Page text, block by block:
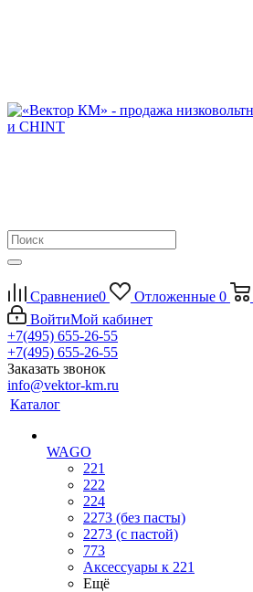
Сравнение0 Отложенные 0
ВойтиМой кабинет
+7(495) 655-26-55
+7(495) 655-26-55
Заказать звонок
info@vektor-km.ru
Каталог
WAGO
221
222
224
2273 (без пасты)
2273 (с пастой)
773
Аксессуары к 221
Ещё